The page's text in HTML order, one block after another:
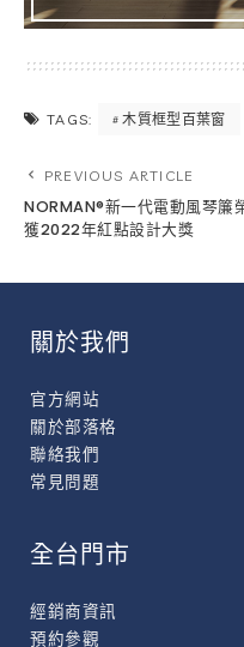
TAGS: 木質框型百葉窗
PREVIOUS ARTICLE
NORMAN®新一代電動風琴簾
獲2022年紅點設計大獎
關於我們
官方網站
關於部落格
聯絡我們
常見問題
全台門市
經銷商資訊
預約參觀